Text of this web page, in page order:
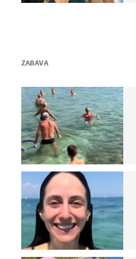
ZABAVA